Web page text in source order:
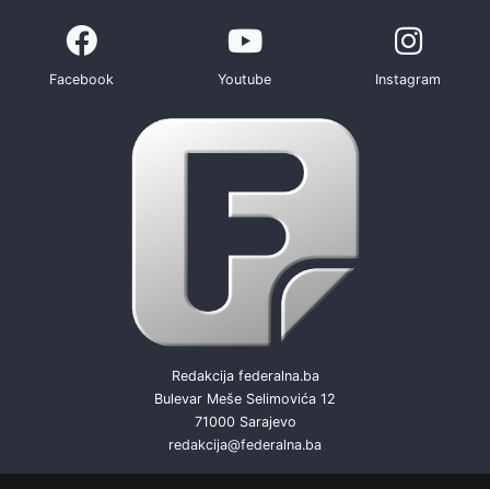
Facebook Youtube Instagram
Redakcija federalna.ba
Bulevar Meše Selimovića 12
71000 Sarajevo
redakcija@federalna.ba